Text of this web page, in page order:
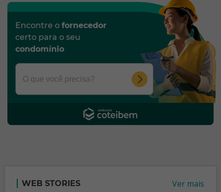
Encontre o fornecedor
certo para o seu
condomínio
WEB STORIES Ver mais